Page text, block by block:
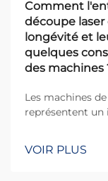
Comment
découpe
longévité et
quelques
des machines
Les machines
représentent
opérationnelle,
VOIR PLUS